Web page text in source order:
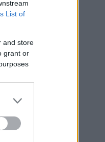
List of
and store
grant or